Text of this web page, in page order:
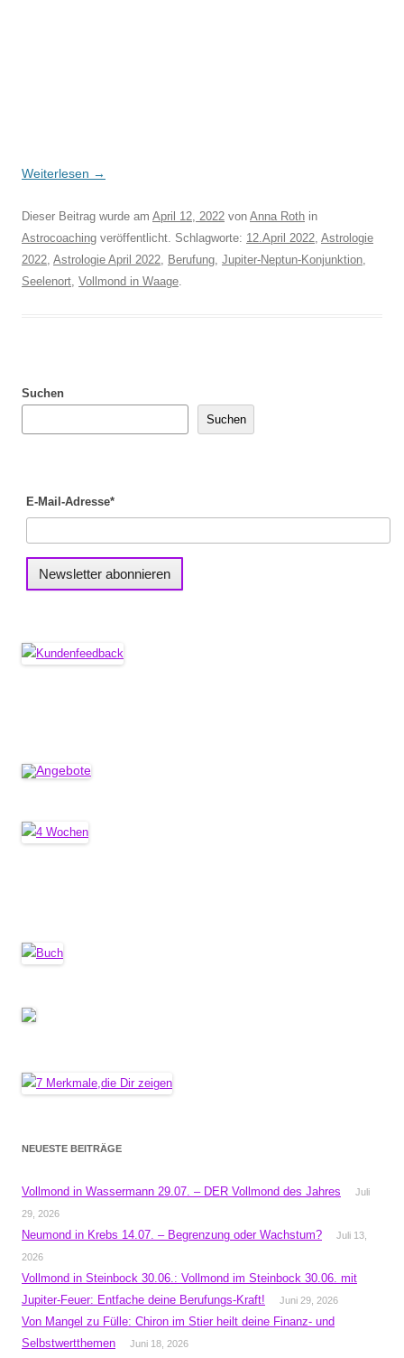
Weiterlesen →
Dieser Beitrag wurde am April 12, 2022 von Anna Roth in
Astrocoaching veröffentlicht. Schlagworte: 12.April 2022, Astrologie
2022, Astrologie April 2022, Berufung, Jupiter-Neptun-Konjunktion,
Seelenort, Vollmond in Waage.
Suchen
Suchen
E-Mail-Adresse*
NEUESTE BEITRÄGE
Vollmond in Wassermann 29.07. – DER Vollmond des Jahres
Juli
29, 2026
Neumond in Krebs 14.07. – Begrenzung oder Wachstum?
Juli 13,
2026
Vollmond in Steinbock 30.06.: Vollmond im Steinbock 30.06. mit
Jupiter-Feuer: Entfache deine Berufungs-Kraft!
Juni 29, 2026
Von Mangel zu Fülle: Chiron im Stier heilt deine Finanz- und
Selbstwertthemen
Juni 18, 2026